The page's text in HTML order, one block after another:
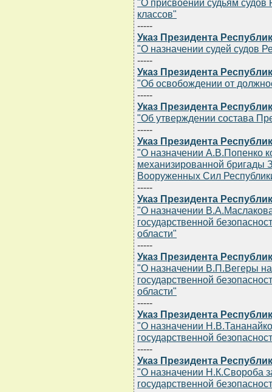
"О присвоении судьям судов
классов"
-----
Указ Президента
"О назначении судей судов
-----
Указ Президента
"Об освобождении от
-----
Указ Президента
"Об утверждении состава
-----
Указ Президента
"О назначении А.В.Попенко
механизированной бригады
Вооруженных Сил
-----
Указ Президента
"О назначении
государственной
области"
-----
Указ Президента
"О назначении В.П.Вегеры
государственной
области"
-----
Указ Президента
"О назначении
государственной
-----
Указ Президента
"О назначении Н.К.Свороба
государственной